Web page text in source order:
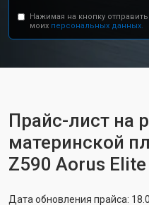
Нажимая на кнопку
моих персональных данных.
Прайс-лист на
материнской
Z590 Aorus Elite
Дата обновления прайса: